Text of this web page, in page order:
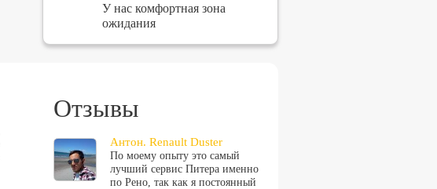
У нас комфортная зона
ожидания
Отзывы
Антон. Renault Duster
По моему опыту это самый
лучший сервис Питера именно
по Рено, так как я постоянный